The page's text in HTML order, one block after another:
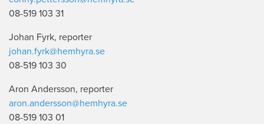
08-519 103 31
Johan Fyrk, reporter
johan.fyrk@hemhyra.se
08-519 103 30
Aron Andersson, reporter
aron.andersson@hemhyra.se
08-519 103 01